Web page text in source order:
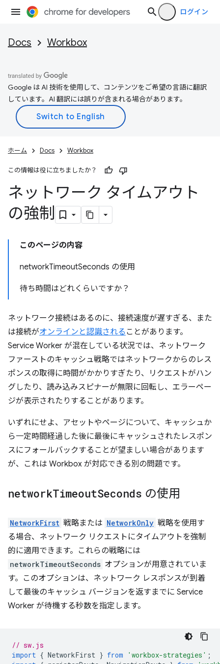
ログイン
Docs Workbox
Google は AI 技術を使用して、コンテンツをご希望の言語に翻訳
しています。AI 翻訳には誤りが含まれる場合があります。
ホーム Docs Workbox
この情報は役に立ちましたか？
ネットワーク タイムアウト
の強制
このページの内容
networkTimeoutSeconds の使用
待ち時間はどれくらいですか？
ネットワーク接続はあるのに、接続速度が遅すぎる、また
は接続がオンラインと認識される ことがあります。
Service Worker が混在している状況では、ネットワーク
ファーストのキャッシュ戦略ではネットワークからのレス
ポンスの取得に時間がかかりすぎたり、リクエストがハン
グしたり、読み込みスピナーが無限に回転し、エラーペー
ジが表示されたりすることがあります。
いずれにせよ、アセットやページについて、キャッシュか
ら一定時間経過した後に最後にキャッシュされたレスポン
スにフォールバックすることが望ましい場合があります
が、これは Workbox が対応できる別の問題です。
networkTimeoutSeconds の使用
NetworkFirst 戦略または NetworkOnly 戦略を使用す
る場合、ネットワーク リクエストにタイムアウトを強制
的に適用できます。これらの戦略には
networkTimeoutSeconds オプションが用意されていま
す。このオプションは、ネットワーク レスポンスが到着
して最後のキャッシュ バージョンを返すまでに Service
Worker が待機する秒数を指定します。
// sw.js
import { NetworkFirst } from 'workbox-strategies' ;